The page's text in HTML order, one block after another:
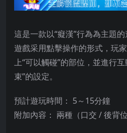
這是一款以“癡漢”行為為主題的
遊戲采用點擊操作的形式，玩
上“可以觸碰”的部位，並進行
束”的設定。
預計遊玩時間： 5～15分鐘
附加內容： 兩種（口交 / 後背位